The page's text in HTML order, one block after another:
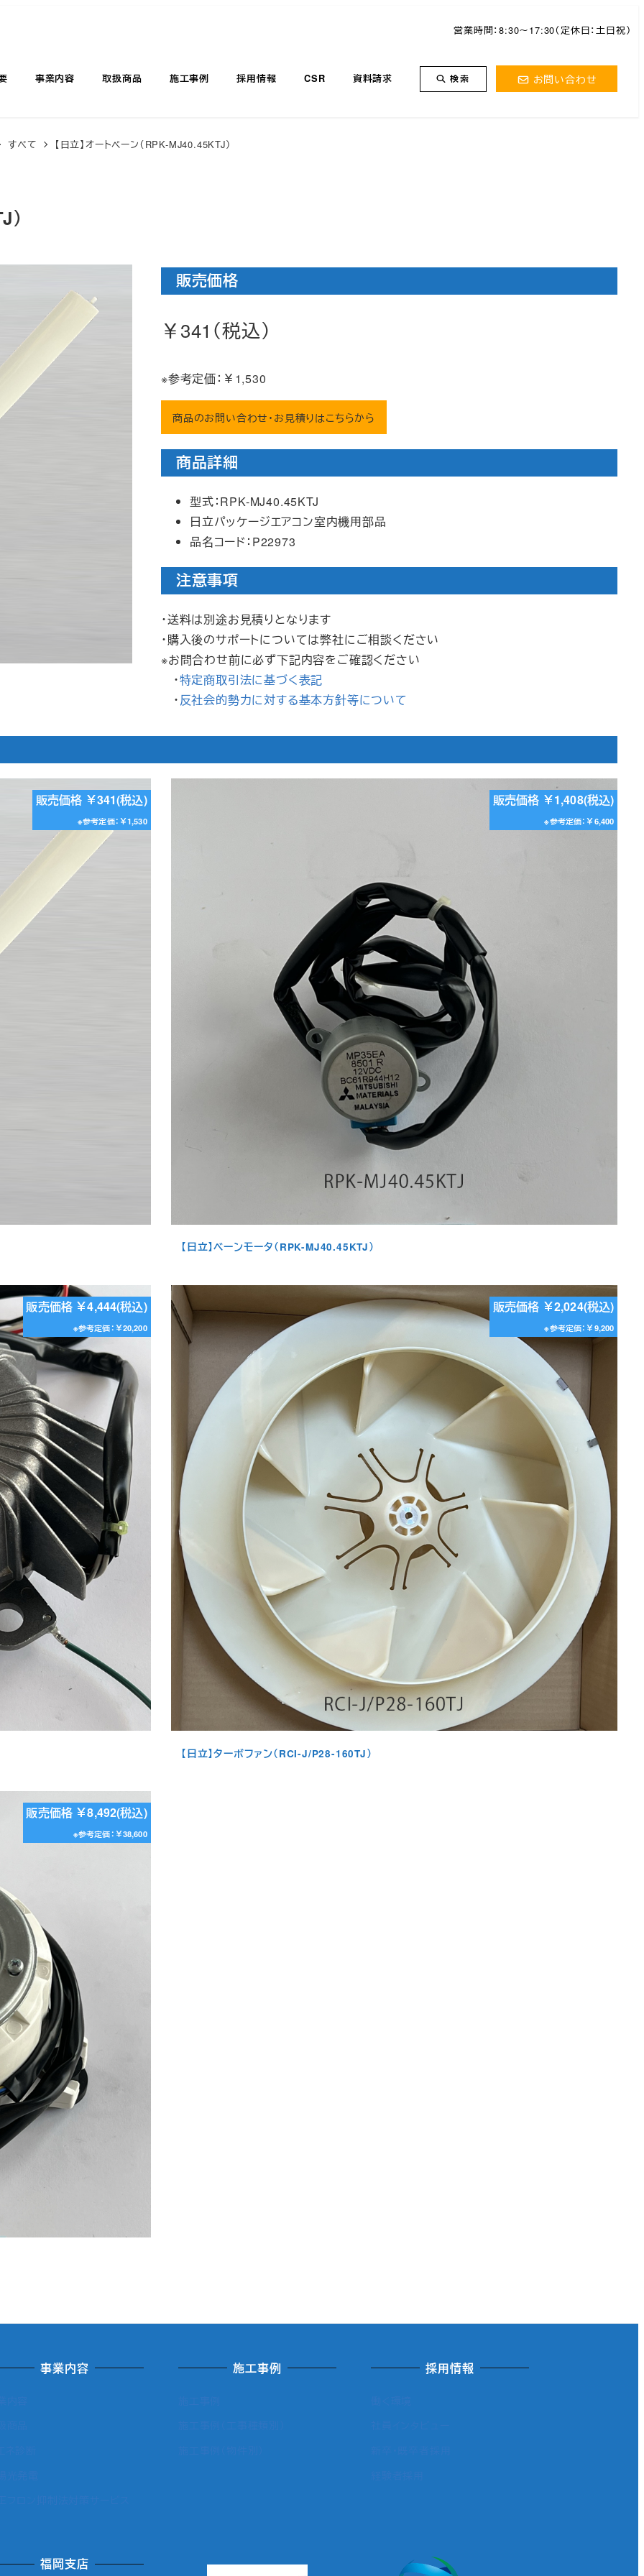
営業時間：8:30～17:30（定休日：土日祝）
事業内容 取扱商品 施工事例 採用情報 CSR 資料請求 検索 お問い合わせ
すべて 【日立】オートベーン（RPK-MJ40.45KTJ）
販売価格
￥341（税込）
※参考定価：￥1,530
商品のお問い合わせ・お見積りはこちらから
商品詳細
型式：RPK-MJ40.45KTJ
日立パッケージエアコン室内機用部品
品名コード：P22973
注意事項
・送料は別途お見積りとなります
・購入後のサポートについては弊社にご相談ください
※お問合わせ前に必ず下記内容をご確認ください
・特定商取引法に基づく表記
・反社会的勢力に対する基本方針等について
販売価格 ￥341(税込)
※参考定価：￥1,530
販売価格 ￥1,408(税込)
※参考定価：￥6,400
【日立】ベーンモータ（RPK-MJ40.45KTJ）
販売価格 ￥4,444(税込)
※参考定価：￥20,200
販売価格 ￥2,024(税込)
※参考定価：￥9,200
【日立】ターボファン（RCI-J/P28-160TJ）
販売価格 ￥8,492(税込)
※参考定価：￥38,600
事業内容 施工事例 採用情報
福岡支店